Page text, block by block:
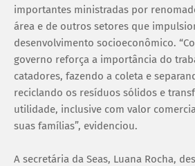
importantes ministradas por
área e de outros setores que
desenvolvimento socioeconômico.
governo reforça a importância do
catadores, fazendo a coleta e
reciclando os resíduos sólidos e
utilidade, inclusive com valor
suas famílias”, evidenciou.
A secretária da Seas, Luana Rocha,